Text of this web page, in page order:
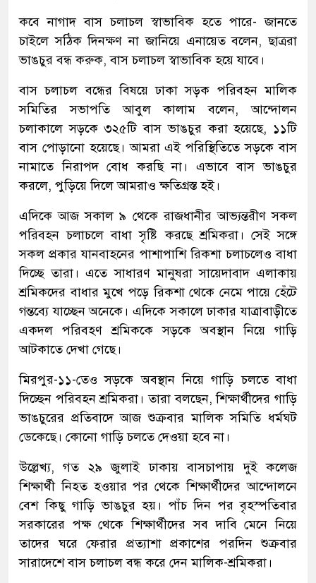
কবে নাগাদ বাস চলাচল স্বাভাবিক হতে পারে- জানতে
চাইলে সঠিক দিনক্ষণ না জানিয়ে এনায়েত বলেন, ছাত্ররা
ভাঙচুর বন্ধ করুক, বাস চলাচল স্বাভাবিক হয়ে যাবে।
বাস চলাচল বন্ধের বিষয়ে ঢাকা সড়ক পরিবহন মালিক
সমিতির সভাপতি আবুল কালাম বলেন, আন্দোলন
চলাকালে সড়কে ৩২৫টি বাস ভাঙচুর করা হয়েছে, ১১টি
বাস পোড়ানো হয়েছে। আমরা এই পরিস্থিতিতে সড়কে বাস
নামাতে নিরাপদ বোধ করছি না। এভাবে বাস ভাঙচুর
করলে, পুড়িয়ে দিলে আমরাও ক্ষতিগ্রস্ত হই।
এদিকে আজ সকাল ৯ থেকে রাজধানীর আভ্যন্তরীণ সকল
পরিবহন চলাচলে বাধা সৃষ্টি করছে শ্রমিকরা। সেই সঙ্গে
সকল প্রকার যানবাহনের পাশাপাশি রিকশা চলাচলেও বাধা
দিচ্ছে তারা। এতে সাধারণ মানুষরা সায়েদাবাদ এলাকায়
শ্রমিকদের বাধার মুখে পড়ে রিকশা থেকে নেমে পায়ে হেঁটে
গন্তব্যে যাচ্ছেন অনেকে। এদিকে সকালে ঢাকার যাত্রাবাড়ীতে
একদল পরিবহণ শ্রমিককে সড়কে অবস্থান নিয়ে গাড়ি
আটকাতে দেখা গেছে।
মিরপুর-১১-তেও সড়কে অবস্থান নিয়ে গাড়ি চলতে বাধা
দিচ্ছেন পরিবহন শ্রমিকরা। তারা বলছেন, শিক্ষার্থীদের গাড়ি
ভাঙচুরের প্রতিবাদে আজ শুক্রবার মালিক সমিতি ধর্মঘট
ডেকেছে। কোনো গাড়ি চলতে দেওয়া হবে না।
উল্লেখ্য, গত ২৯ জুলাই ঢাকায় বাসচাপায় দুই কলেজ
শিক্ষার্থী নিহত হওয়ার পর থেকে শিক্ষার্থীদের আন্দোলনে
বেশ কিছু গাড়ি ভাঙচুর হয়। পাঁচ দিন পর বৃহস্পতিবার
সরকারের পক্ষ থেকে শিক্ষার্থীদের সব দাবি মেনে নিয়ে
তাদের ঘরে ফেরার প্রত্যাশা প্রকাশের পরদিন শুক্রবার
সারাদেশে বাস চলাচল বন্ধ করে দেন মালিক-শ্রমিকরা।